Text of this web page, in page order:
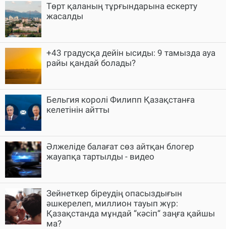
Төрт қаланың тұрғындарына ескерту
жасалды
+43 градусқа дейін ысиды: 9 тамызда ауа
райы қандай болады?
Бельгия королі Филипп Қазақстанға
келетінін айтты
Әлжеліде балағат сөз айтқан блогер
жауапқа тартылды - видео
Зейнеткер біреудің опасыздығын
әшкерелеп, миллион тауып жүр:
Қазақстанда мұндай “кәсіп“ заңға қайшы
ма?